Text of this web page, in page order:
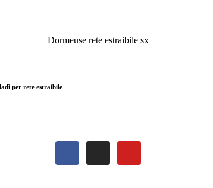
Dormeuse rete estraibile sx
per rete estraibile